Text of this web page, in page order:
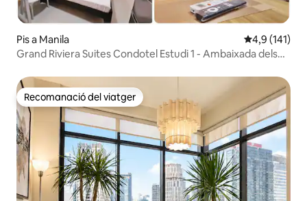
Pis a Manila 4,9 de
4,9 (141)
Grand Riviera Suites Condotel Estudi 1 - Ambaixada dels
Recomanació del viatger
Recomanació del viatger